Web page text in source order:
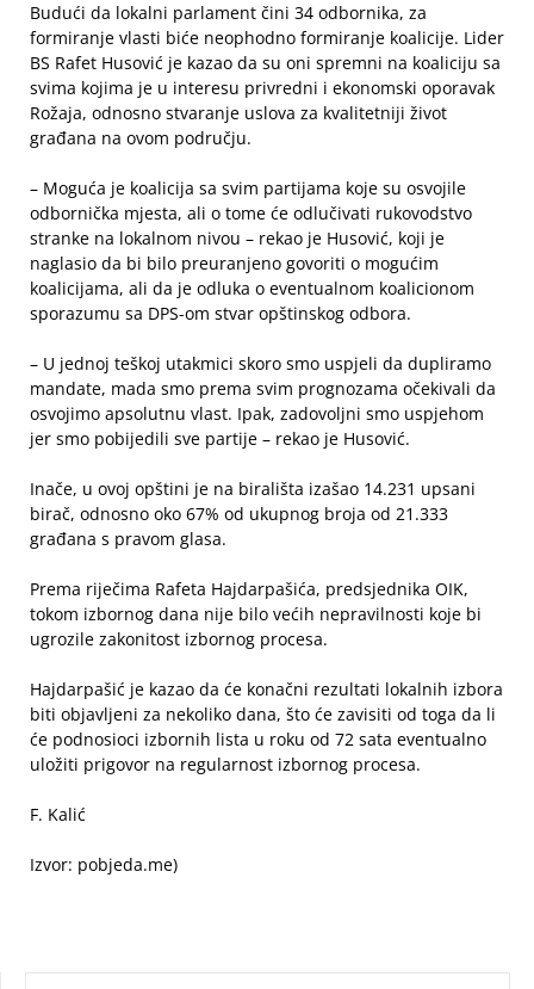
Budući da lokalni parlament čini 34 odbornika, za
formiranje vlasti biće neophodno formiranje koalicije. Lider
BS Rafet Husović je kazao da su oni spremni na koaliciju sa
svima kojima je u interesu privredni i ekonomski oporavak
Rožaja, odnosno stvaranje uslova za kvalitetniji život
građana na ovom području.
– Moguća je koalicija sa svim partijama koje su osvojile
odbornička mjesta, ali o tome će odlučivati rukovodstvo
stranke na lokalnom nivou – rekao je Husović, koji je
naglasio da bi bilo preuranjeno govoriti o mogućim
koalicijama, ali da je odluka o eventualnom koalicionom
sporazumu sa DPS-om stvar opštinskog odbora.
– U jednoj teškoj utakmici skoro smo uspjeli da dupliramo
mandate, mada smo prema svim prognozama očekivali da
osvojimo apsolutnu vlast. Ipak, zadovoljni smo uspjehom
jer smo pobijedili sve partije – rekao je Husović.
Inače, u ovoj opštini je na birališta izašao 14.231 upsani
birač, odnosno oko 67% od ukupnog broja od 21.333
građana s pravom glasa.
Prema riječima Rafeta Hajdarpašića, predsjednika OIK,
tokom izbornog dana nije bilo većih nepravilnosti koje bi
ugrozile zakonitost izbornog procesa.
Hajdarpašić je kazao da će konačni rezultati lokalnih izbora
biti objavljeni za nekoliko dana, što će zavisiti od toga da li
će podnosioci izbornih lista u roku od 72 sata eventualno
uložiti prigovor na regularnost izbornog procesa.
F. Kalić
Izvor: pobjeda.me)